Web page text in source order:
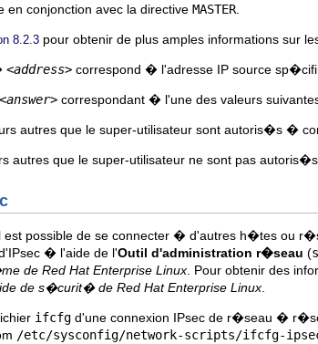
conjonction avec la directive MASTER
8.2.3 pour obtenir de plus amples informations sur
<address> correspond � l'adresse IP source
<answer> correspondant � l'une des valeurs
autres que le super-utilisateur sont autoris�s �
autres que le super-utilisateur ne sont pas
est possible de se connecter � d'autres h�tes ou
� l'aide de l'Outil d'administration r�seau (
de Red Hat Enterprise Linux . Pour obtenir des
de s�curit� de Red Hat Enterprise Linux
ifcfg d'une connexion IPsec de r�seau �
/etc/sysconfig/network-scripts/ifcfg-